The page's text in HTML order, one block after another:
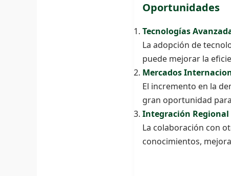
Oportunidades
Tecnologías
La adopción de
puede mejorar la
Mercados
El incremento en la
gran oportunidad
Integración Regional
La colaboración con
conocimientos,